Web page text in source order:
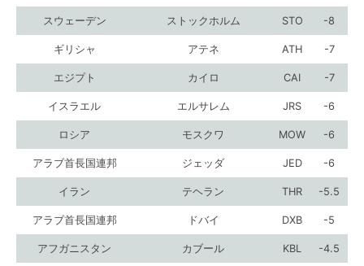
スウェーデン ストックホルム STO -8
ギリシャ アテネ ATH -7
エジプト カイロ CAI -7
イスラエル エルサレム JRS -6
ロシア モスクワ MOW -6
アラブ首長国連邦 ジェッダ JED -6
イラン テヘラン THR -5.5
アラブ首長国連邦 ドバイ DXB -5
アフガニスタン カブール KBL -4.5